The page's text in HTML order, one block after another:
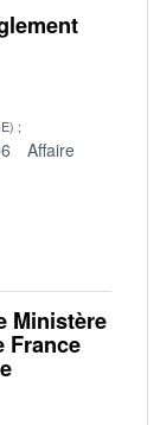
Affaire
Ministère
France